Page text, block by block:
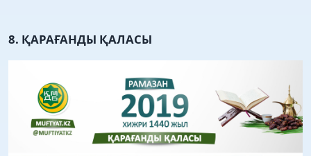
8. ҚАРАҒАНДЫ ҚАЛАСЫ